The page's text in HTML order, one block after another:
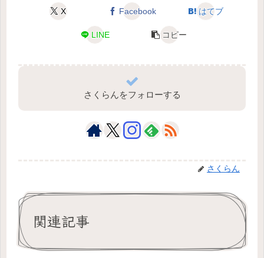
X Facebook はてブ
LINE コピー
さくらんをフォローする
さくらん
関連記事